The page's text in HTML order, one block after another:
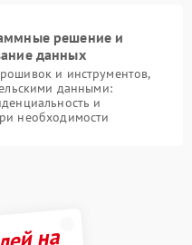
решение и
данных
и инструментов,
данными:
и
необходимости